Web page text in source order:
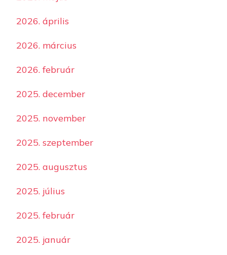
2026. április
2026. március
2026. február
2025. december
2025. november
2025. szeptember
2025. augusztus
2025. július
2025. február
2025. január